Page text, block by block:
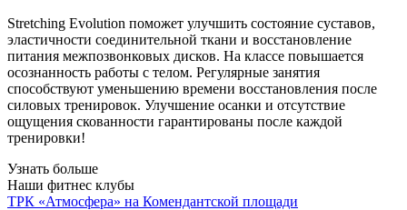
Stretching Evolution поможет улучшить состояние суставов,
эластичности соединительной ткани и восстановление
питания межпозвонковых дисков. На классе повышается
осознанность работы с телом. Регулярные занятия
способствуют уменьшению времени восстановления после
силовых тренировок. Улучшение осанки и отсутствие
ощущения скованности гарантированы после каждой
тренировки!
Узнать больше
Наши фитнес клубы
ТРК «Атмосфера» на Комендантской площади